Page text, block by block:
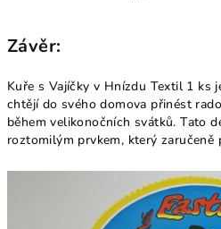
Závěr:
Kuře s Vajíčky v Hnízdu Textil 1 ks
chtějí do svého domova přinést
během velikonočních svátků. Tato
roztomilým prvkem, který zaručeně